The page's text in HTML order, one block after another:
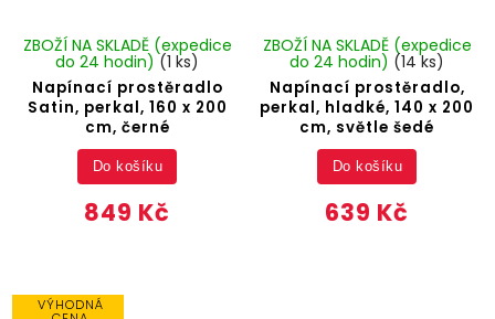
Napínací prostěradlo
Satin, perkal, 160 x 200
cm, černé
ZBOŽÍ NA SKLADĚ (expedice
do 24 hodin) (1 ks)
849 Kč
Do košíku
Napínací prostěradlo,
perkal, hladké, 140 x 200
cm, světle šedé
ZBOŽÍ NA SKLADĚ (expedice
do 24 hodin) (14 ks)
639 Kč
Do košíku
VÝHODNÁ